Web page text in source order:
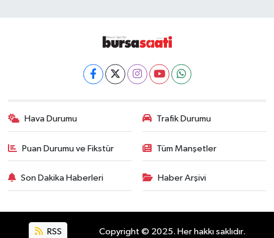
Hava Durumu Trafik Durumu
Puan Durumu ve Fikstür Tüm Manşetler
Son Dakika Haberleri Haber Arşivi
RSS Copyright © 2025. Her hakkı saklıdır.